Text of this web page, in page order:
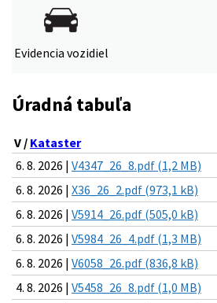
Evidencia vozidiel
Úradná tabuľa
V / Kataster
6. 8. 2026 | V4347_26_8.pdf (1,2 MB)
6. 8. 2026 | X36_26_2.pdf (973,1 kB)
6. 8. 2026 | V5914_26.pdf (505,0 kB)
6. 8. 2026 | V5984_26_4.pdf (1,3 MB)
6. 8. 2026 | V6058_26.pdf (836,8 kB)
4. 8. 2026 | V5458_26_8.pdf (1,0 MB)